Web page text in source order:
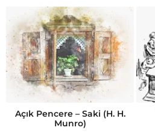
Açık Pencere – Saki (H. H.
Munro)